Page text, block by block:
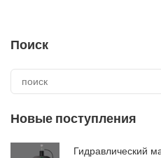
Поиск
Новые поступления
Гидравлический